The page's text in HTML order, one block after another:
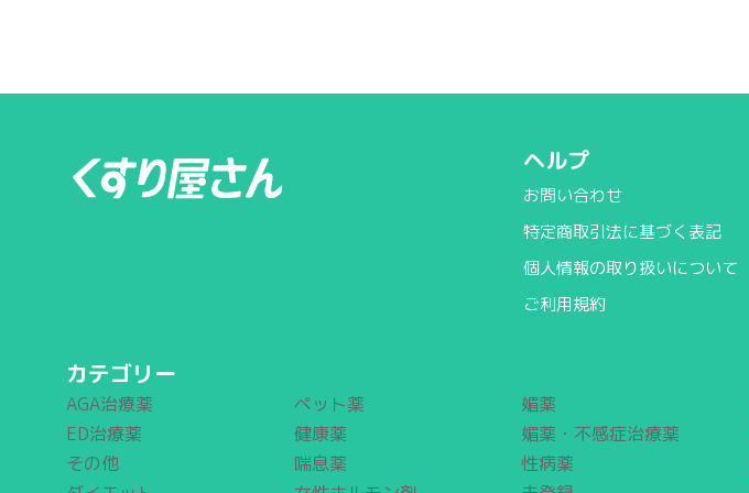
ヘルプ
お問い合わせ
特定商取引法に基づく表記
個人情報の取り扱いについて
ご利用規約
カテゴリー
AGA治療薬
ED治療薬
その他
ペット薬
健康薬
喘息薬
媚薬
媚薬・不感症治療薬
性病薬